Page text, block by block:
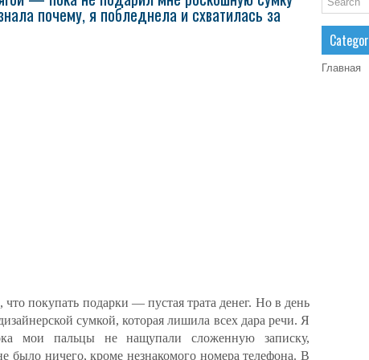
почему, я побледнела и схватилась за
покупать подарки — пустая трата денег. Но в день
сумкой, которая лишила всех дара речи. Я
мои пальцы не нащупали сложенную записку,
было ничего, кроме незнакомого номера телефона. В
Главная